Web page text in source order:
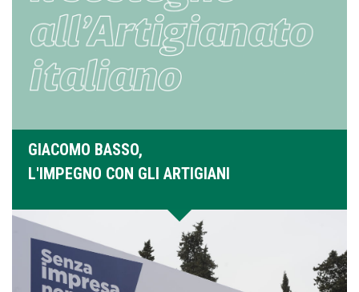
GIACOMO BASSO,
L'IMPEGNO CON GLI ARTIGIANI